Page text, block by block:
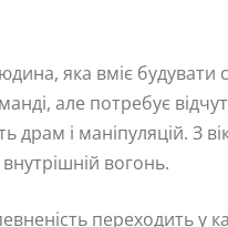
яка вміє будувати
але потребує
драм і маніпуляцій. З
вогонь.
переходить у